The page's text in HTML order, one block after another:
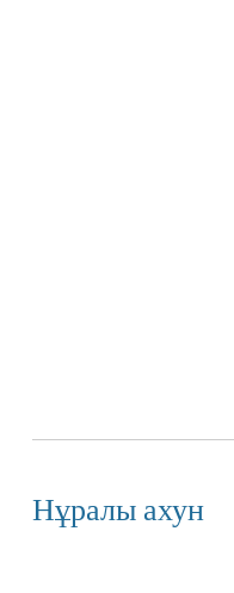
Нұралы ахун